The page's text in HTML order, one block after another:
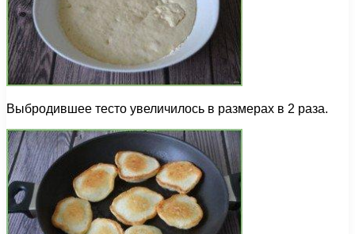
Выбродившее тесто увеличилось в размерах в 2 раза.